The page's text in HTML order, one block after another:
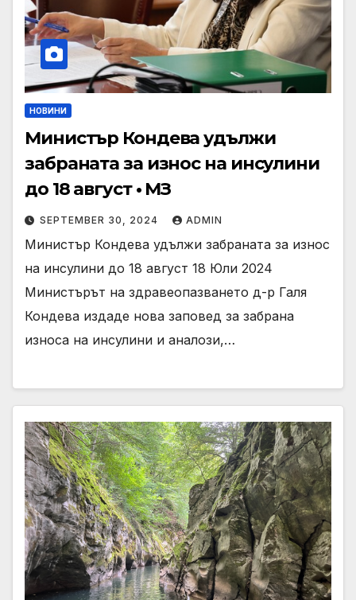
НОВИНИ
Министър Кондева удължи
забраната за износ на инсулини
до 18 август • МЗ
SEPTEMBER 30, 2024 ADMIN
Министър Кондева удължи забраната за износ
на инсулини до 18 август 18 Юли 2024
Министърът на здравеопазването д-р Галя
Кондева издаде нова заповед за забрана
износа на инсулини и аналози,…